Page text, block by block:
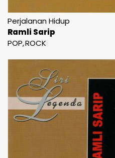
Perjalanan Hidup
Ramli Sarip
POP ROCK